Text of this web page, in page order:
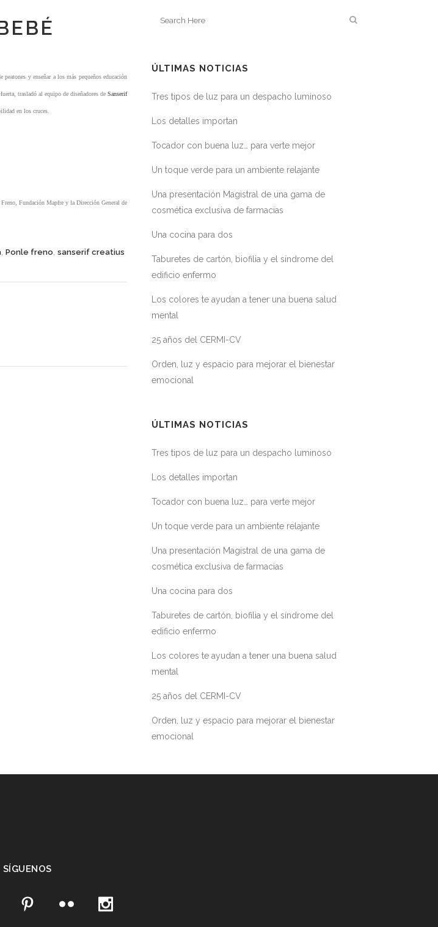
y enseñar a los más pequeños educación
trasladó al equipo de diseñadores deSanserif
en los cruces.
Fundación Mapfre y la Dirección General de
Ponle freno sanserif creatius
ÚLTIMAS NOTICIAS
Tres tipos de luz para un despacho luminoso
Los detalles importan
Tocador con buena luz… para verte mejor
Un toque verde para un ambiente relajante
Una presentación Magistral de una gama de
cosmética exclusiva de farmacias
Una cocina para dos
Taburetes de cartón, biofilia y el síndrome del
edificio enfermo
Los colores te ayudan a tener una buena salud
mental
25 años del CERMI-CV
Orden, luz y espacio para mejorar el bienestar
emocional
ÚLTIMAS NOTICIAS
Tres tipos de luz para un despacho luminoso
Los detalles importan
Tocador con buena luz… para verte mejor
Un toque verde para un ambiente relajante
Una presentación Magistral de una gama de
cosmética exclusiva de farmacias
Una cocina para dos
Taburetes de cartón, biofilia y el síndrome del
edificio enfermo
Los colores te ayudan a tener una buena salud
mental
25 años del CERMI-CV
Orden, luz y espacio para mejorar el bienestar
emocional
SÍGUENOS